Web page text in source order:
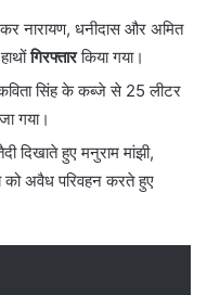
नारायण, धनीदास और अमित
गिरफ्तारकिया गया।
कविता सिंह के कब्जे से 25 लीटर
गया।
दिखाते हुए मनुराम मांझी,
को अवैध परिवहन करते हुए